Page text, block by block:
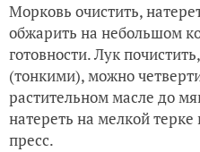
Морковь очистить,
обжарить на небольшом
готовности. Лук
(тонкими), можно
растительном масле до
натереть на мелкой терке
пресс.